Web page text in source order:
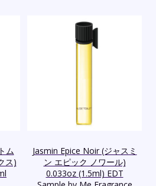
ム
ス)
Jasmin Epice Noir (ジャスミ
ン エピック ノワール)
0.033oz (1.5ml) EDT